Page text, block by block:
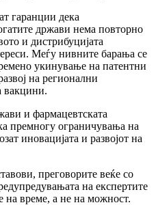
гаранции дека
држави нема повторно
и дистрибуцијата
Меѓу нивните барања се
укинување на патентни
на регионални
вакцини.
и фармацевтската
премногу ограничувања на
иновацијата и развојот на
преговорите веќе со
на експертите
на време, а не на можност.